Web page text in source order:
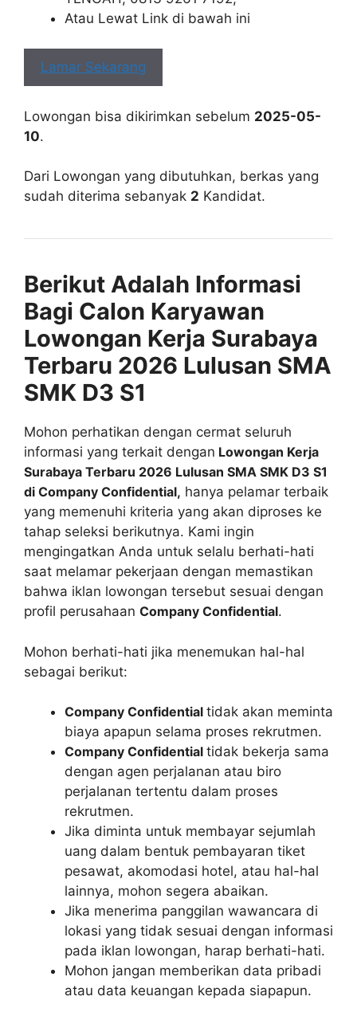
Atau Lewat Link di bawah ini
Lamar Sekarang
Lowongan bisa dikirimkan sebelum 2025-05-
10.
Dari Lowongan yang dibutuhkan, berkas yang
sudah diterima sebanyak 2 Kandidat.
Berikut Adalah Informasi
Bagi Calon Karyawan
Lowongan Kerja Surabaya
Terbaru 2026 Lulusan SMA
SMK D3 S1
Mohon perhatikan dengan cermat seluruh
informasi yang terkait dengan Lowongan Kerja
Surabaya Terbaru 2026 Lulusan SMA SMK D3 S1
di Company Confidential, hanya pelamar terbaik
yang memenuhi kriteria yang akan diproses ke
tahap seleksi berikutnya. Kami ingin
mengingatkan Anda untuk selalu berhati-hati
saat melamar pekerjaan dengan memastikan
bahwa iklan lowongan tersebut sesuai dengan
profil perusahaan Company Confidential.
Mohon berhati-hati jika menemukan hal-hal
sebagai berikut:
Company Confidential tidak akan meminta
biaya apapun selama proses rekrutmen.
Company Confidential tidak bekerja sama
dengan agen perjalanan atau biro
perjalanan tertentu dalam proses
rekrutmen.
Jika diminta untuk membayar sejumlah
uang dalam bentuk pembayaran tiket
pesawat, akomodasi hotel, atau hal-hal
lainnya, mohon segera abaikan.
Jika menerima panggilan wawancara di
lokasi yang tidak sesuai dengan informasi
pada iklan lowongan, harap berhati-hati.
Mohon jangan memberikan data pribadi
atau data keuangan kepada siapapun.